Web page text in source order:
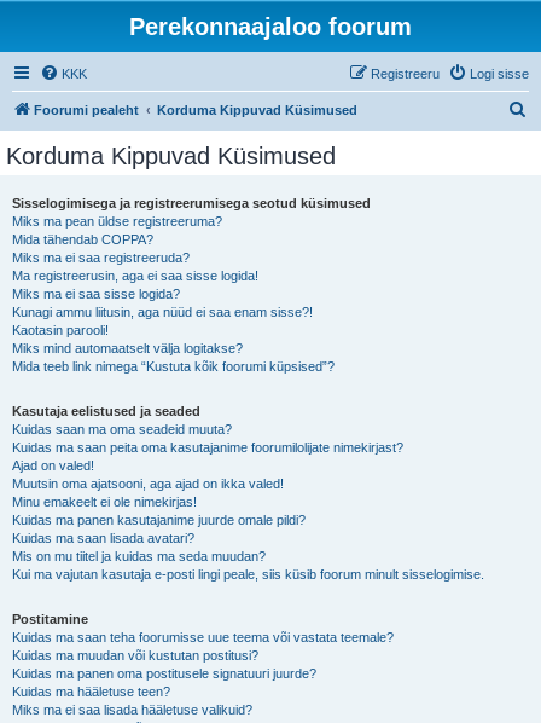
Perekonnaajaloo foorum
KKK Logi sisse
Registreeru
Foorumi pealeht Korduma Kippuvad Küsimused
Korduma Kippuvad Küsimused
Sisselogimisega ja registreerumisega seotud küsimused
Miks ma pean üldse registreeruma?
Mida tähendab COPPA?
Miks ma ei saa registreeruda?
Ma registreerusin, aga ei saa sisse logida!
Miks ma ei saa sisse logida?
Kunagi ammu liitusin, aga nüüd ei saa enam sisse?!
Kaotasin parooli!
Miks mind automaatselt välja logitakse?
Mida teeb link nimega “Kustuta kõik foorumi küpsised”?
Kasutaja eelistused ja seaded
Kuidas saan ma oma seadeid muuta?
Kuidas ma saan peita oma kasutajanime foorumilolijate nimekirjast?
Ajad on valed!
Muutsin oma ajatsooni, aga ajad on ikka valed!
Minu emakeelt ei ole nimekirjas!
Kuidas ma panen kasutajanime juurde omale pildi?
Kuidas ma saan lisada avatari?
Mis on mu tiitel ja kuidas ma seda muudan?
Kui ma vajutan kasutaja e-posti lingi peale, siis küsib foorum minult sisselogimise.
Postitamine
Kuidas ma saan teha foorumisse uue teema või vastata teemale?
Kuidas ma muudan või kustutan postitusi?
Kuidas ma panen oma postitusele signatuuri juurde?
Kuidas ma hääletuse teen?
Miks ma ei saa lisada hääletuse valikuid?